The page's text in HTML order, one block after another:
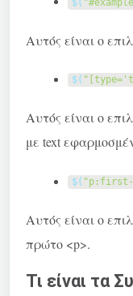
$(
Αυτός είναι ο
$(
Αυτός είναι ο
με text
$( "p:first-
Αυτός είναι ο
πρώτο <p>.
Τι είναι τα